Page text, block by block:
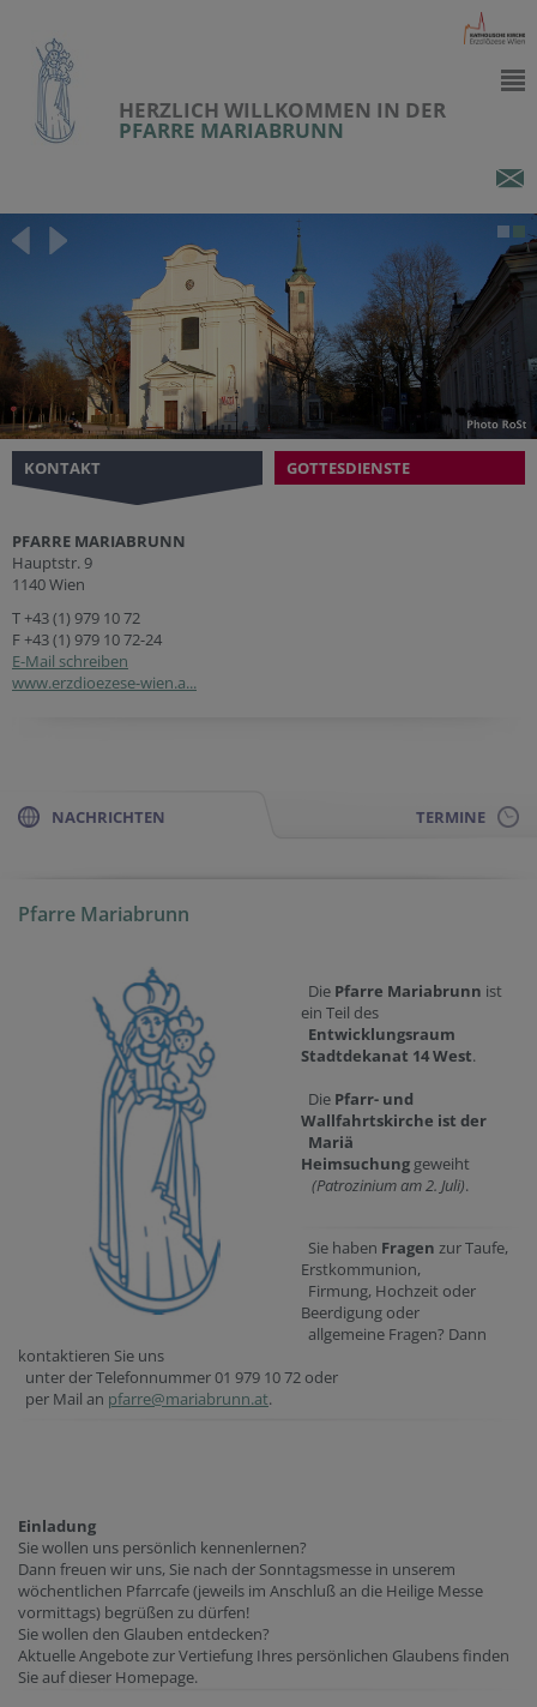
HERZLICH WILLKOMMEN IN DER
PFARRE MARIABRUNN
KONTAKT GOTTESDIENSTE
PFARRE MARIABRUNN
Hauptstr. 9
1140 Wien
T+43 (1) 979 10 72
F +43 (1) 979 10 72-24
E-Mail schreiben
www.erzdioezese-wien.a...
NACHRICHTEN TERMINE
Pfarre Mariabrunn
Die Pfarre Mariabrunn ist
ein Teil des
Entwicklungsraum
Stadtdekanat 14 West.
Die Pfarr- und
Wallfahrtskirche ist der
Mariä
Heimsuchung geweiht
(Patrozinium am 2. Juli).
Sie haben Fragen zur Taufe,
Erstkommunion,
Firmung, Hochzeit oder
Beerdigung oder
allgemeine Fragen? Dann
kontaktieren Sie uns
unter der Telefonnummer 01 979 10 72 oder
per Mail an pfarre@mariabrunn.at.
Einladung
Sie wollen uns persönlich kennenlernen?
Dann freuen wir uns, Sie nach der Sonntagsmesse in unserem
wöchentlichen Pfarrcafe (jeweils im Anschluß an die Heilige Messe
vormittags) begrüßen zu dürfen!
Sie wollen den Glauben entdecken?
Aktuelle Angebote zur Vertiefung Ihres persönlichen Glaubens finden
Sie auf dieser Homepage.